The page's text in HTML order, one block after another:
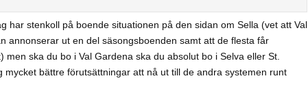
har stenkoll på boende situationen på den sidan om Sella (vet att Val
annonserar ut en del säsongsboenden samt att de flesta får
men ska du bo i Val Gardena ska du absolut bo i Selva eller St.
mycket bättre förutsättningar att nå ut till de andra systemen runt